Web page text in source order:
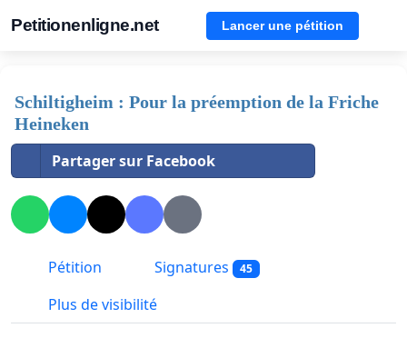
Petitionenligne.net Lancer une pétition
Schiltigheim : Pour la préemption de la Friche
Heineken
Partager sur Facebook
Pétition Signatures 45
Plus de visibilité